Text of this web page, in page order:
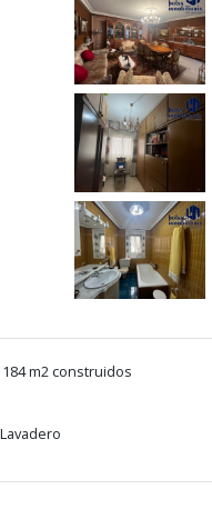
184 m2 construidos
Lavadero